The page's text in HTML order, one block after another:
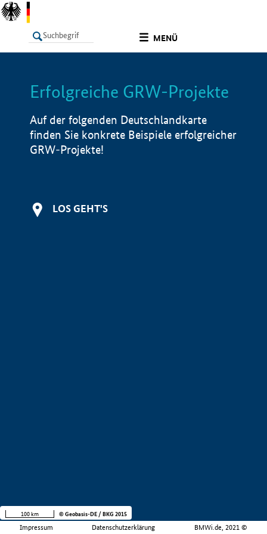
MENÜ
LISTE Info
Erfolgreiche GRW-Projekte
Auf der folgenden Deutschlandkarte
finden Sie konkrete Beispiele erfolgreicher
GRW-Projekte!
LOS GEHT'S
Impressum Datenschutzerklärung BMWi.de, 2021 ©
100 km © Geobasis-DE / BKG 2015